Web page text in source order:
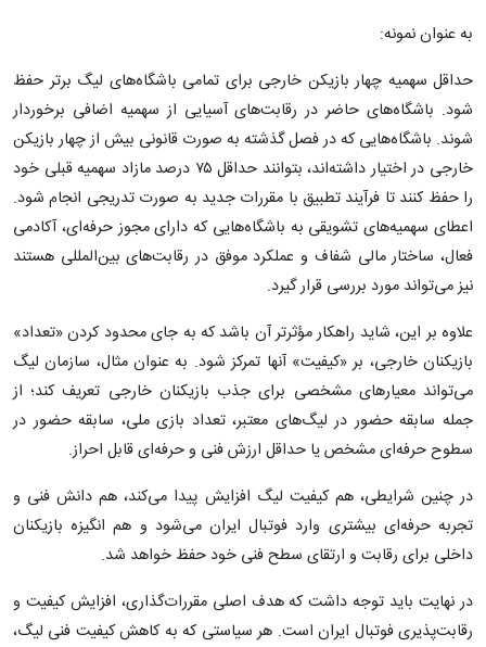
به عنوان نمونه:
حداقل سهمیه چهار بازیکن خارجی برای تمامی باشگاه‌های لیگ برتر حفظ
شود. باشگاه‌های حاضر در رقابت‌های آسیایی از سهمیه اضافی برخوردار
شوند. باشگاه‌هایی که در فصل گذشته به صورت قانونی بیش از چهار بازیکن
خارجی در اختیار داشته‌اند، بتوانند حداقل ۷۵ درصد مازاد سهمیه قبلی خود
را حفظ کنند تا فرآیند تطبیق با مقررات جدید به صورت تدریجی انجام شود.
اعطای سهمیه‌های تشویقی به باشگاه‌هایی که دارای مجوز حرفه‌ای، آکادمی
فعال، ساختار مالی شفاف و عملکرد موفق در رقابت‌های بین‌المللی هستند
نیز می‌تواند مورد بررسی قرار گیرد.
علاوه بر این، شاید راهکار مؤثرتر آن باشد که به جای محدود کردن «تعداد»
بازیکنان خارجی، بر «کیفیت» آنها تمرکز شود. به عنوان مثال، سازمان لیگ
می‌تواند معیارهای مشخصی برای جذب بازیکنان خارجی تعریف کند؛ از
جمله سابقه حضور در لیگ‌های معتبر، تعداد بازی ملی، سابقه حضور در
سطوح حرفه‌ای مشخص یا حداقل ارزش فنی و حرفه‌ای قابل احراز.
در چنین شرایطی، هم کیفیت لیگ افزایش پیدا می‌کند، هم دانش فنی و
تجربه حرفه‌ای بیشتری وارد فوتبال ایران می‌شود و هم انگیزه بازیکنان
داخلی برای رقابت و ارتقای سطح فنی خود حفظ خواهد شد.
در نهایت باید توجه داشت که هدف اصلی مقررات‌گذاری، افزایش کیفیت و
رقابت‌پذیری فوتبال ایران است. هر سیاستی که به کاهش کیفیت فنی لیگ،